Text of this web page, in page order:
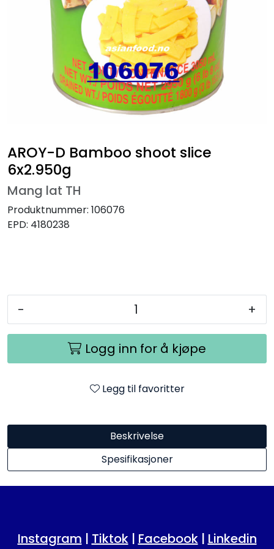
AROY-D Bamboo shoot slice
6x2.950g
Mang lat TH
Produktnummer: 106076
EPD: 4180238
- +
Logg inn for å kjøpe
Legg til favoritter
Beskrivelse
Spesifikasjoner
Instagram | Tiktok| Facebook| Linkedin